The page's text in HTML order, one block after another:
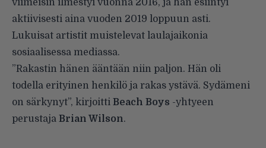
aktiivisesti aina vuoden 2019 loppuun asti.
Lukuisat artistit muistelevat laulajaikonia
sosiaalisessa mediassa.
”Rakastin hänen ääntään niin paljon. Hän oli
todella erityinen henkilö ja rakas ystävä. Sydämeni
on särkynyt”, kirjoitti Beach Boys -yhtyeen
perustaja Brian Wilson.